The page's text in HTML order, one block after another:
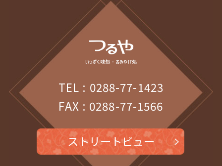
2025年9月(1)
2025年8月
(1)
2025年7月(1)
2025年5月(1)
2025年4月 (1)
2025年3月 (1)
2025年2月(1)
TEL : 0288-77-1423
FAX : 0288-77-1566
ストリートビュー